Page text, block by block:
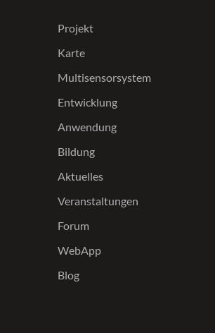
Projekt
Karte
Multisensorsystem
Entwicklung
Anwendung
Bildung
Aktuelles
Veranstaltungen
Forum
WebApp
Blog